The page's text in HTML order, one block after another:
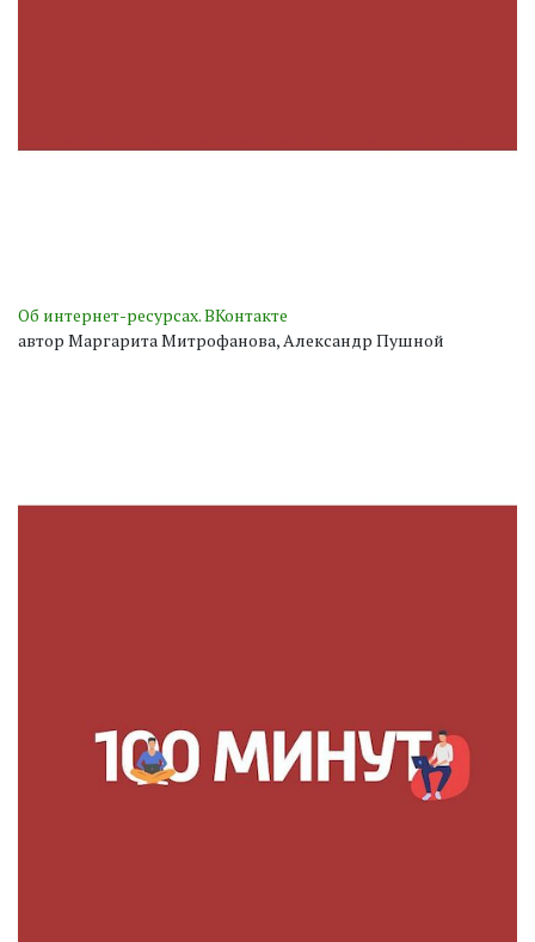
Об интернет-ресурсах. ВКонтакте
автор Маргарита Митрофанова, Александр Пушной